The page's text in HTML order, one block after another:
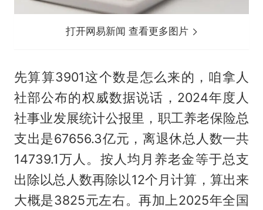
打开网易新闻 查看更多图片
先算算3901这个数是怎么来的，咱拿人
社部公布的权威数据说话，2024年度人
社事业发展统计公报里，职工养老保险总
支出是67656.3亿元，离退休总人数一共
14739.1万人。按人均月养老金等于总支
出除以总人数再除以12个月计算，算出来
大概是3825元左右。再加上2025年全国